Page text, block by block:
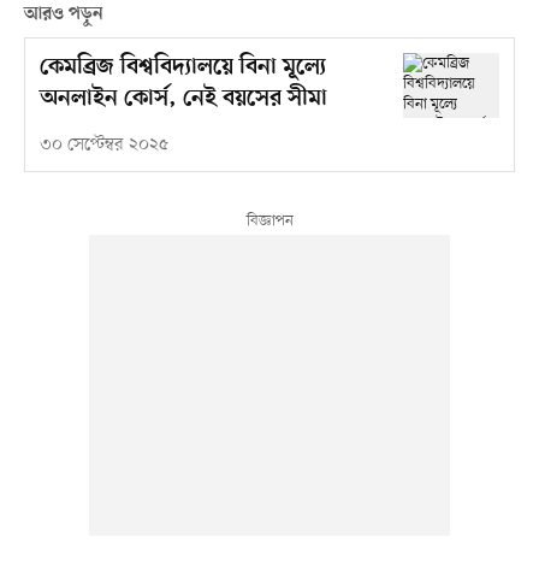
আরও পড়ুন
কেমব্রিজ বিশ্ববিদ্যালয়ে বিনা মূল্যে
অনলাইন কোর্স, নেই বয়সের সীমা
৩০ সেপ্টেম্বর ২০২৫